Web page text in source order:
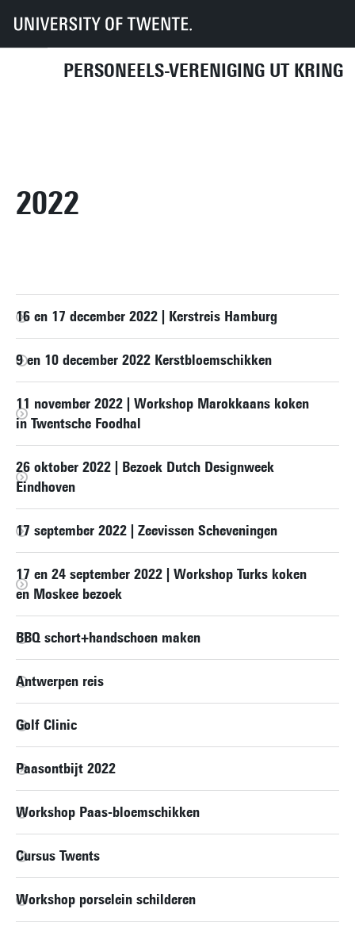
PERSONEELS-VERENIGING UT KRING
UT UT-Kring Archief Activiteiten
2022
DIRECT NAAR KOMENDE ACTIVITEITEN
16 en 17 december 2022 | Kerstreis Hamburg
9 en 10 december 2022 Kerstbloemschikken
11 november 2022 | Workshop Marokkaans koken
in Twentsche Foodhal
26 oktober 2022 | Bezoek Dutch Designweek
Eindhoven
17 september 2022 | Zeevissen Scheveningen
17 en 24 september 2022 | Workshop Turks koken
en Moskee bezoek
BBQ schort+handschoen maken
Antwerpen reis
Golf Clinic
Paasontbijt 2022
Workshop Paas-bloemschikken
Cursus Twents
Workshop porselein schilderen